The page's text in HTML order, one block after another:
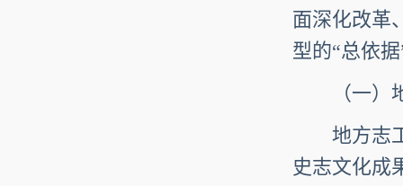
面深化改革
型的“总依
（一）地
地方志工
史志文化成